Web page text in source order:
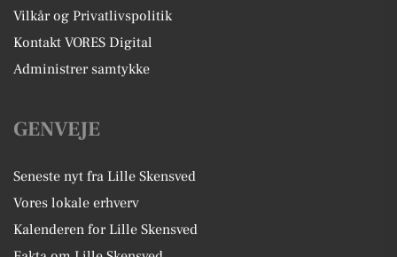
Vilkår og Privatlivspolitik
Kontakt VORES Digital
Administrer samtykke
GENVEJE
Seneste nyt fra Lille Skensved
Vores lokale erhverv
Kalenderen for Lille Skensved